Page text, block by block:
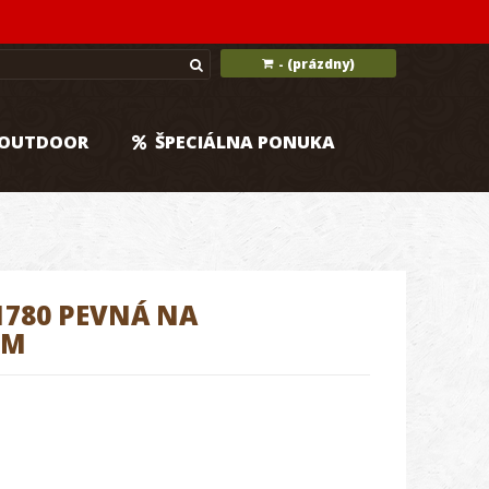
- (prázdny)
ŠPECIÁLNA PONUKA
PEVNÁ NA